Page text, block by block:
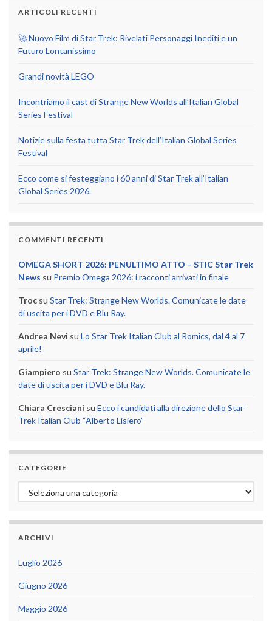
ARTICOLI RECENTI
🚀 Nuovo Film di Star Trek: Rivelati Personaggi Inediti e un
Futuro Lontanissimo
Grandi novità LEGO
Incontriamo il cast di Strange New Worlds all’Italian Global
Series Festival
Notizie sulla festa tutta Star Trek dell’Italian Global Series
Festival
Ecco come si festeggiano i 60 anni di Star Trek all’Italian
Global Series 2026.
COMMENTI RECENTI
OMEGA SHORT 2026: PENULTIMO ATTO – STIC Star Trek
News su Premio Omega 2026: i racconti arrivati in finale
Troc su Star Trek: Strange New Worlds. Comunicate le date
di uscita per i DVD e Blu Ray.
Andrea Nevi su Lo Star Trek Italian Club al Romics, dal 4 al 7
aprile!
Giampiero su Star Trek: Strange New Worlds. Comunicate le
date di uscita per i DVD e Blu Ray.
Chiara Cresciani su Ecco i candidati alla direzione dello Star
Trek Italian Club “Alberto Lisiero”
CATEGORIE
Categorie
ARCHIVI
Luglio 2026
Giugno 2026
Maggio 2026